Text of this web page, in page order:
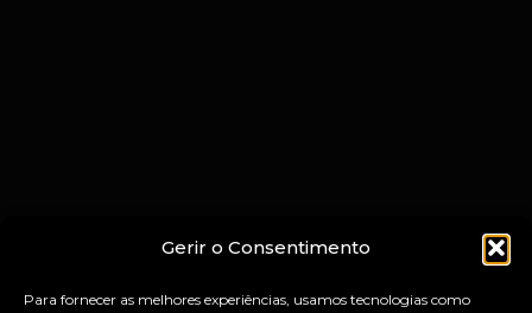
Gerir o Consentimento
Para fornecer as melhores experiências, usamos tecnologias como